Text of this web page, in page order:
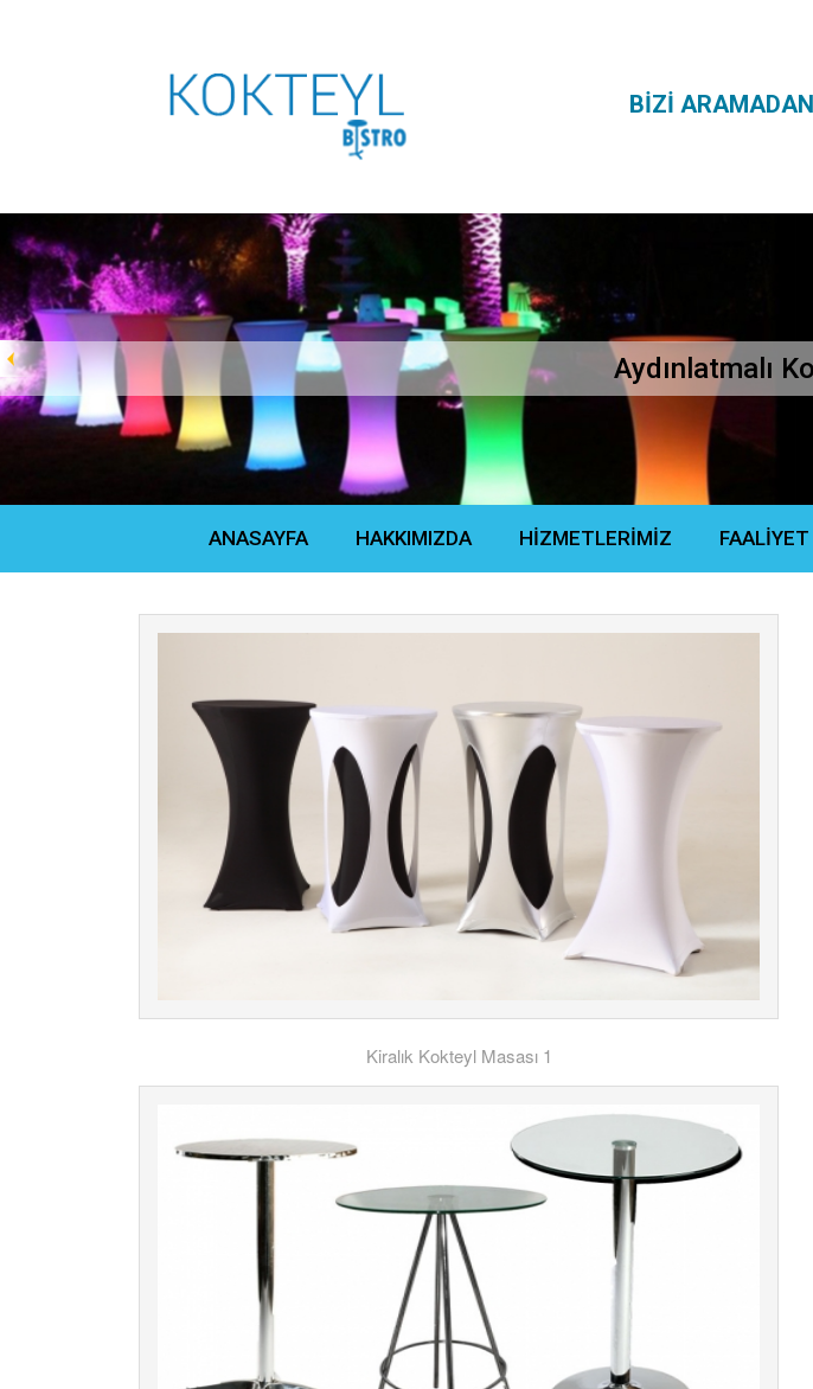
BİZİ
Aydınlatmalı
ANASAYFA HAKKIMIZDA HİZMETLERİMİZ
Kiralık Kokteyl Masası 1